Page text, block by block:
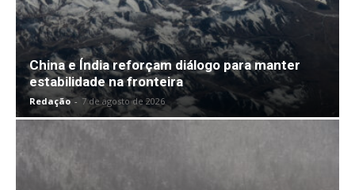
China e Índia reforçam diálogo para manter
estabilidade na fronteira
Redação - 7 de agosto de 2026